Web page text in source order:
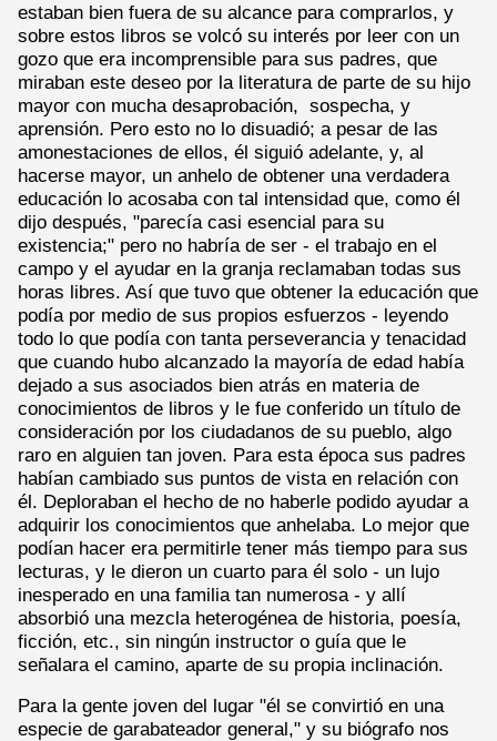
estaban bien fuera de su alcance para comprarlos, y
sobre estos libros se volcó su interés por leer con un
gozo que era incomprensible para sus padres, que
miraban este deseo por la literatura de parte de su hijo
mayor con mucha desaprobación, sospecha, y
aprensión. Pero esto no lo disuadió; a pesar de las
amonestaciones de ellos, él siguió adelante, y, al
hacerse mayor, un anhelo de obtener una verdadera
educación lo acosaba con tal intensidad que, como él
dijo después, "parecía casi esencial para su
existencia;" pero no habría de ser - el trabajo en el
campo y el ayudar en la granja reclamaban todas sus
horas libres. Así que tuvo que obtener la educación que
podía por medio de sus propios esfuerzos - leyendo
todo lo que podía con tanta perseverancia y tenacidad
que cuando hubo alcanzado la mayoría de edad había
dejado a sus asociados bien atrás en materia de
conocimientos de libros y le fue conferido un título de
consideración por los ciudadanos de su pueblo, algo
raro en alguien tan joven. Para esta época sus padres
habían cambiado sus puntos de vista en relación con
él. Deploraban el hecho de no haberle podido ayudar a
adquirir los conocimientos que anhelaba. Lo mejor que
podían hacer era permitirle tener más tiempo para sus
lecturas, y le dieron un cuarto para él solo - un lujo
inesperado en una familia tan numerosa - y allí
absorbió una mezcla heterogénea de historia, poesía,
ficción, etc., sin ningún instructor o guía que le
señalara el camino, aparte de su propia inclinación.
Para la gente joven del lugar "él se convirtió en una
especie de garabateador general," y su biógrafo nos